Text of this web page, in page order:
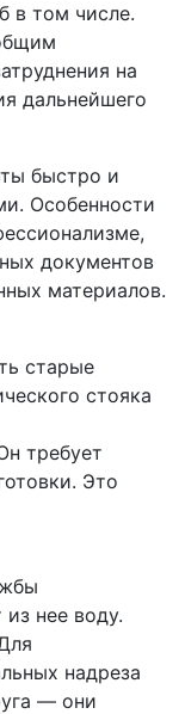
в том числе.
на
дальнейшего
быстро и
Особенности
документов
материалов.
старые
стояка
требует
Это
нее воду.
надреза
— они